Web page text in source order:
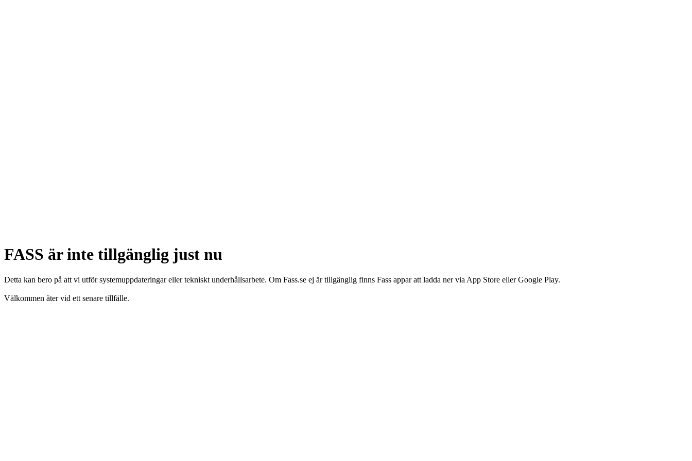
FASS är inte tillgänglig just nu
Detta kan bero på att vi utför systemuppdateringar eller tekniskt underhållsarbete. Om Fass.se ej är tillgänglig finns Fass appar att ladda ner via App Store eller Google Play.
Välkommen åter vid ett senare tillfälle.